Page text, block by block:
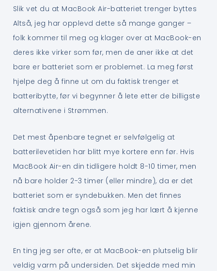
Slik vet du at MacBook Air-batteriet trenger byttes
Altså, jeg har opplevd dette så mange ganger –
folk kommer til meg og klager over at MacBook-en
deres ikke virker som før, men de aner ikke at det
bare er batteriet som er problemet. La meg først
hjelpe deg å finne ut om du faktisk trenger et
batteribytte, før vi begynner å lete etter de billigste
alternativene i Strømmen.
Det mest åpenbare tegnet er selvfølgelig at
batterilevetiden har blitt mye kortere enn før. Hvis
MacBook Air-en din tidligere holdt 8-10 timer, men
nå bare holder 2-3 timer (eller mindre), da er det
batteriet som er syndebukken. Men det finnes
faktisk andre tegn også som jeg har lært å kjenne
igjen gjennom årene.
En ting jeg ser ofte, er at MacBook-en plutselig blir
veldig varm på undersiden. Det skjedde med min